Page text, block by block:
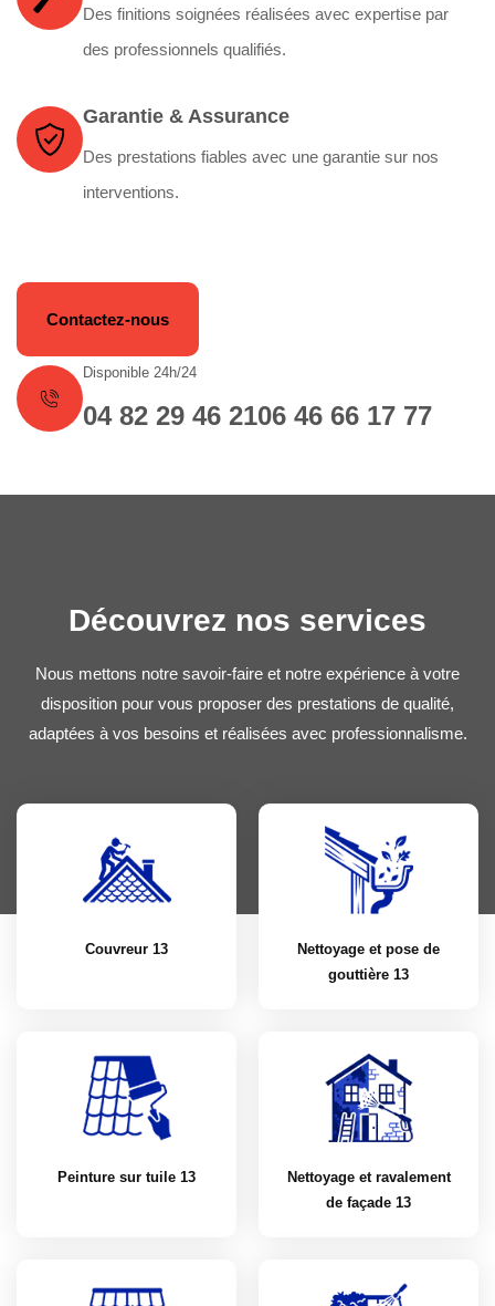
Des finitions soignées réalisées avec expertise par
des professionnels qualifiés.
Garantie & Assurance
Des prestations fiables avec une garantie sur nos
interventions.
Contactez-nous
Disponible 24h/24
04 82 29 46 2106 46 66 17 77
Découvrez nos services
Nous mettons notre savoir-faire et notre expérience à votre
disposition pour vous proposer des prestations de qualité,
adaptées à vos besoins et réalisées avec professionnalisme.
Couvreur 13
Nettoyage et pose de
gouttière 13
Peinture sur tuile 13
Nettoyage et ravalement
de façade 13